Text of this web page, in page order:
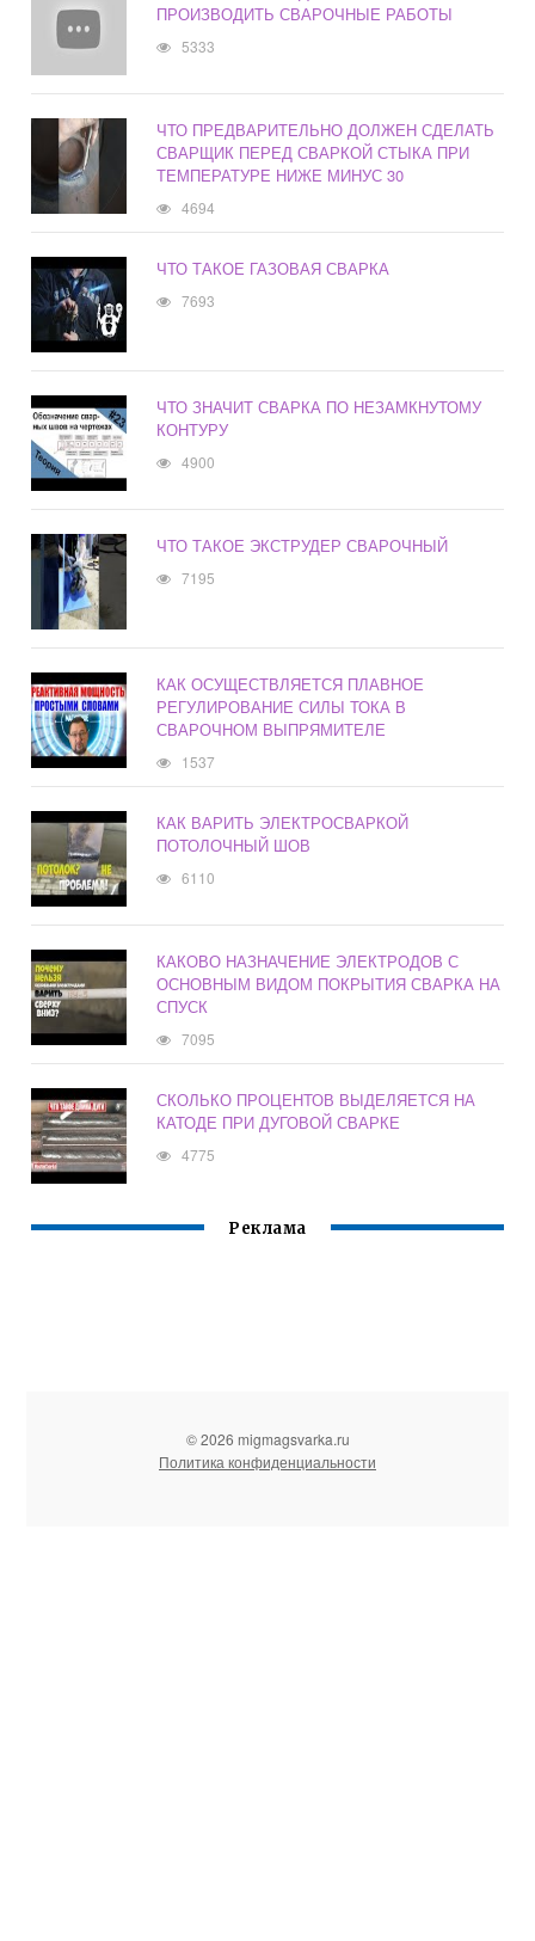
ПРОИЗВОДИТЬ СВАРОЧНЫЕ РАБОТЫ
5333
ЧТО ПРЕДВАРИТЕЛЬНО ДОЛЖЕН СДЕЛАТЬ
СВАРЩИК ПЕРЕД СВАРКОЙ СТЫКА ПРИ
ТЕМПЕРАТУРЕ НИЖЕ МИНУС 30
4694
ЧТО ТАКОЕ ГАЗОВАЯ СВАРКА
7693
ЧТО ЗНАЧИТ СВАРКА ПО НЕЗАМКНУТОМУ
КОНТУРУ
4900
ЧТО ТАКОЕ ЭКСТРУДЕР СВАРОЧНЫЙ
7195
КАК ОСУЩЕСТВЛЯЕТСЯ ПЛАВНОЕ
РЕГУЛИРОВАНИЕ СИЛЫ ТОКА В
СВАРОЧНОМ ВЫПРЯМИТЕЛЕ
1537
КАК ВАРИТЬ ЭЛЕКТРОСВАРКОЙ
ПОТОЛОЧНЫЙ ШОВ
6110
КАКОВО НАЗНАЧЕНИЕ ЭЛЕКТРОДОВ С
ОСНОВНЫМ ВИДОМ ПОКРЫТИЯ СВАРКА НА
СПУСК
7095
СКОЛЬКО ПРОЦЕНТОВ ВЫДЕЛЯЕТСЯ НА
КАТОДЕ ПРИ ДУГОВОЙ СВАРКЕ
4775
Реклама
© 2026 migmagsvarka.ru
Политика конфиденциальности